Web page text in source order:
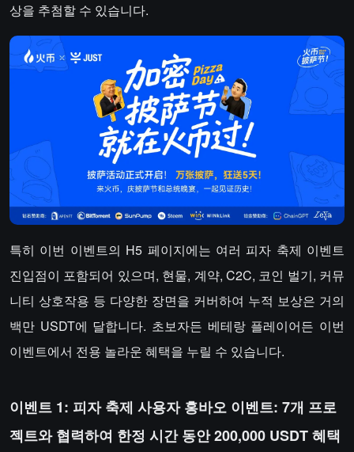
상을 추첨할 수 있습니다.
특히 이번 이벤트의 H5 페이지에는 여러 피자 축제 이벤트
진입점이 포함되어 있으며, 현물, 계약, C2C, 코인 벌기, 커뮤
니티 상호작용 등 다양한 장면을 커버하여 누적 보상은 거의
백만 USDT에 달합니다. 초보자든 베테랑 플레이어든 이번
이벤트에서 전용 놀라운 혜택을 누릴 수 있습니다.
이벤트 1: 피자 축제 사용자 홍바오 이벤트: 7개 프로
젝트와 협력하여 한정 시간 동안 200,000 USDT 혜택